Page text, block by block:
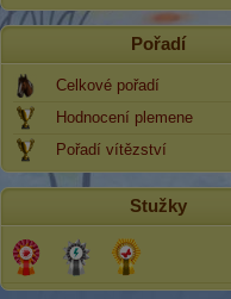
Pořadí
Celkové pořadí
Hodnocení plemene
Pořadí vítězství
Stužky